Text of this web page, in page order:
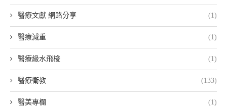
醫療文獻 網路分享 (1)
醫療減重 (1)
醫療級水飛梭 (1)
醫療衛教 (133)
醫美專欄 (1)